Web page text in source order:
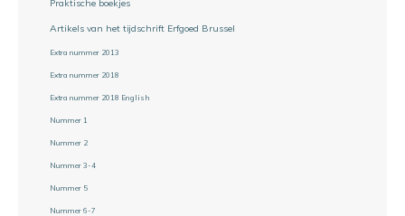
Praktische boekjes
Artikels van het tijdschrift Erfgoed Brussel
Extra nummer 2013
Extra nummer 2018
Extra nummer 2018 English
Nummer 1
Nummer 2
Nummer 3-4
Nummer 5
Nummer 6-7